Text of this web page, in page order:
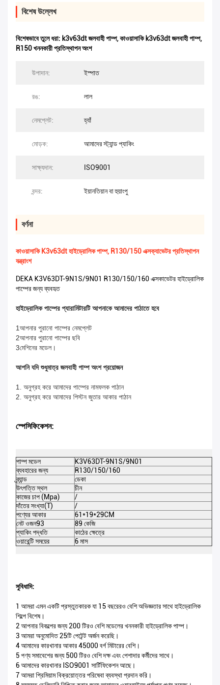
বিশেষ উল্লেখ
বিশেষভাবে তুলে ধরা: k3v63dt জলবাহী পাম্প,কাওয়াসাকি k3v63dt জলবাহী পাম্প,
R150 খননকারী প্রতিস্থাপন অংশ
উপাদান: ইস্পাত
রঙ: লাল
নেমপ্লেট: হ্যাঁ
মোড়ক: আমাদের স্ট্যান্ড প্যাকিং
সাক্ষ্যদান: ISO9001
বন্দর: ইয়ানতিয়ান বা হুয়াংপু
বর্ণনা
কাওয়াসাকি K3v63dt হাইড্রোলিক পাম্প, R130/150 এক্সক্যাভেটর প্রতিস্থাপন
যন্ত্রাংশ
DEKA K3V63DT-9N1S/9N01 R130/150/160 এক্সকাভেটর হাইড্রোলিক
পাম্পের জন্য ব্যবহৃত
হাইড্রোলিক পাম্পের প্যারামিটারটি আপনাকে আমাদের পাঠাতে হবে
1আপনার পুরানো পাম্পের নেমপ্লেট
2আপনার পুরানো পাম্পের ছবি
3মেশিনের মডেল।
আপনি যদি শুধুমাত্র জলবাহী পাম্প অংশ প্রয়োজন
1. অনুগ্রহ করে আমাদের পাম্পের নামফলক পাঠান
2. অনুগ্রহ করে আমাদের পিস্টন জুতার আকার পাঠান
স্পেসিফিকেশন:
পাম্প মডেল
K3V63DT-9N1S/9N01
ব্যবহারের জন্য
R130/150/160
ব্র্যান্ড
ডেকা
উৎপত্তি স্থল
চীন
কাজের চাপ (Mpa)
/
দাঁতের সংখ্যা(T)
/
পণ্যের আকার
61*19*29CM
নেট ওজন93
89 কেজি
প্যাকিং পদ্ধতি
কাঠের ক্ষেত্রে
ওয়ারেন্টি সময়ের
6 মাস
সুবিধাদি:
1 আমরা এমন একটি প্রস্তুতকারক যা 15 বছরেরও বেশি অভিজ্ঞতার সাথে হাইড্রোলিক
শিল্পে বিশেষ।
2 আপনার বিকল্পের জন্য 200 টিরও বেশি মডেলের খননকারী হাইড্রোলিক পাম্প।
3 আমরা অনুমোদিত 25টি পেটেন্ট অর্জন করেছি।
4 আমাদের কারখানার আকার 45000 বর্গ মিটারের বেশি।
5 পণ্য সমাবেশের জন্য 500 টিরও বেশি দক্ষ এবং পেশাদার কর্মীদের সাথে।
6 আমাদের কারখানার ISO9001 সার্টিফিকেশন আছে।
7 আমরা প্রিমিয়াম বিক্রয়োত্তর পরিষেবা ব্যবস্থা প্রদান করি।